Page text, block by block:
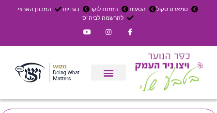
סמארט סקול הסעות הזמנת לוקר בגרויות
המבחן הארצי
להרשמה לביה"ס